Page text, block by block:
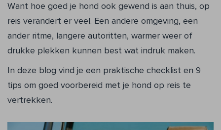
Want hoe goed je hond ook gewend is aan thuis, op
reis verandert er veel. Een andere omgeving, een
ander ritme, langere autoritten, warmer weer of
drukke plekken kunnen best wat indruk maken.
In deze blog vind je een praktische checklist en 9
tips om goed voorbereid met je hond op reis te
vertrekken.